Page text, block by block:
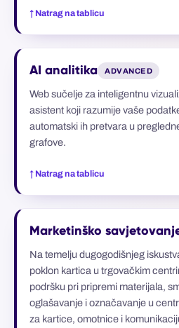
↑ Natrag na tablicu
AI analitika ADVANCED
Web sučelje za inteligentnu
asistent koji razumije vaše
automatski ih pretvara u
grafove.
↑ Natrag na tablicu
Marketinško
Na temelju dugogodišnjeg
poklon kartica u trgovačkim
podršku pri pripremi materijala,
oglašavanje i označavanje u
za kartice, omotnice i